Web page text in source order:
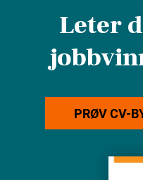
Leter
PRØV CV-